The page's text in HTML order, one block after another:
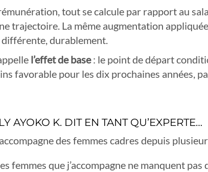
tout se calcule par rapport au
trajectoire. La même augmentation
durablement.
l’effet de base: le point de départ
favorable pour les dix prochaines années,
AYOKO K. DIT EN TANT QU’EXPERTE…
des femmes cadres depuis
femmes que j’accompagne ne manquent